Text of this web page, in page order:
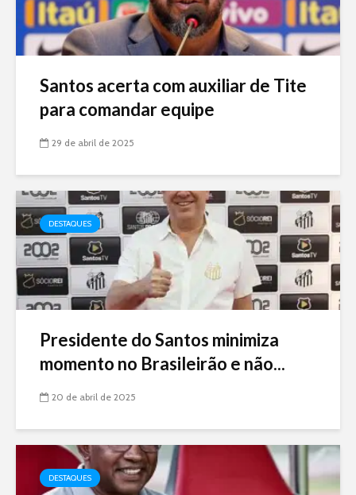
Santos acerta com auxiliar de Tite
para comandar equipe
29 de abril de 2025
DESTAQUES
Presidente do Santos minimiza
momento no Brasileirão e não...
20 de abril de 2025
DESTAQUES